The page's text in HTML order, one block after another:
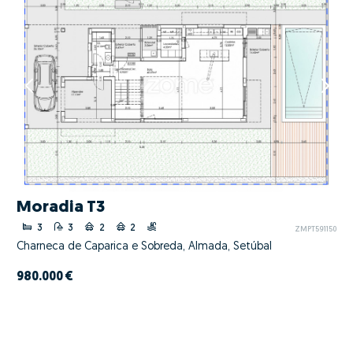
Moradia T3
3 3 2 2 ZMPT591150
Charneca de Caparica e Sobreda, Almada, Setúbal
980.000 €